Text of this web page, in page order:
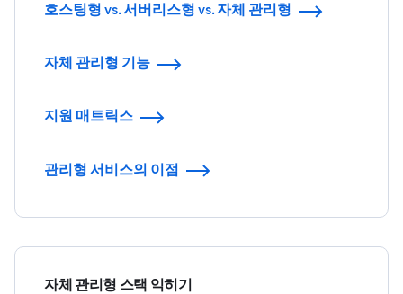
호스팅형 vs. 서버리스형 vs. 자체 관리형
자체 관리형 기능
지원 매트릭스
관리형 서비스의 이점
자체 관리형 스택 익히기